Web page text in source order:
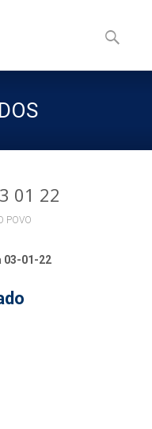
to
content
por:
01 22
POVO
03-01-22